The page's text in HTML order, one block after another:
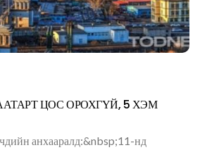
ЦОС ОРОХГҮЙ, 5 ХЭМ
анхааралд:&nbsp;11-нд